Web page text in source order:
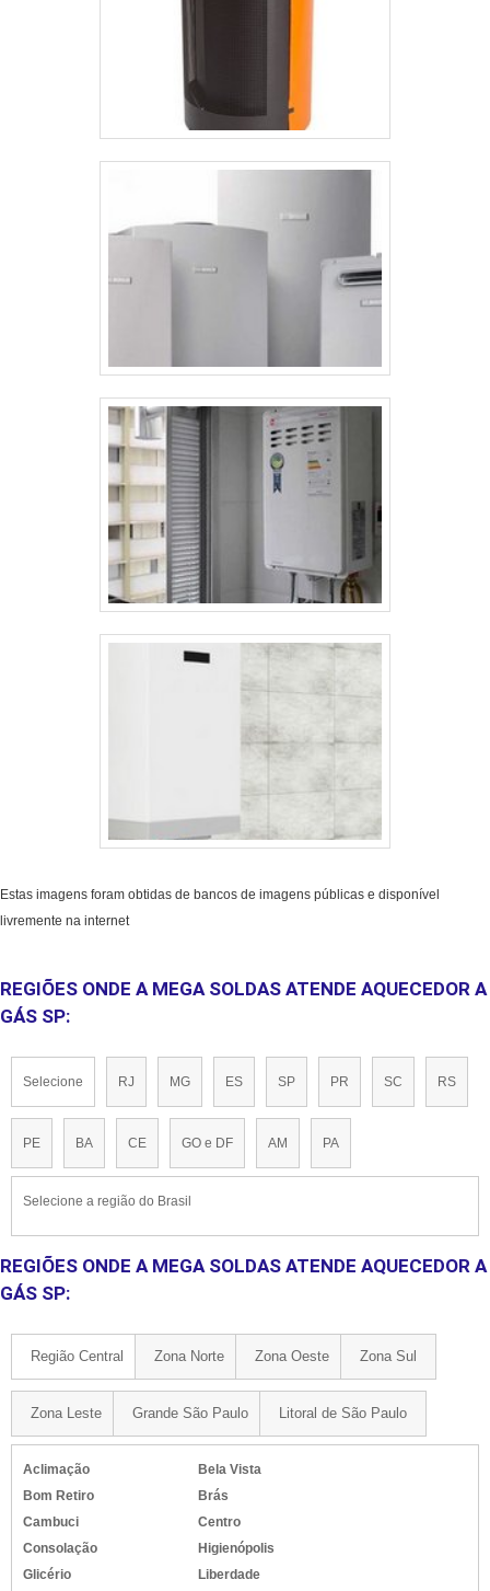
Estas imagens foram obtidas de bancos de imagens públicas e disponível
livremente na internet
REGIÕES ONDE A MEGA SOLDAS ATENDE AQUECEDOR A
GÁS SP:
Selecione RJ MG ES SP PR SC RS
PE BA CE GO e DF AM PA
Selecione a região do Brasil
REGIÕES ONDE A MEGA SOLDAS ATENDE AQUECEDOR A
GÁS SP:
Região Central Zona Norte Zona Oeste Zona Sul
Zona Leste Grande São Paulo Litoral de São Paulo
Aclimação
Bela Vista
Bom Retiro
Brás
Cambuci
Centro
Consolação
Higienópolis
Glicério
Liberdade